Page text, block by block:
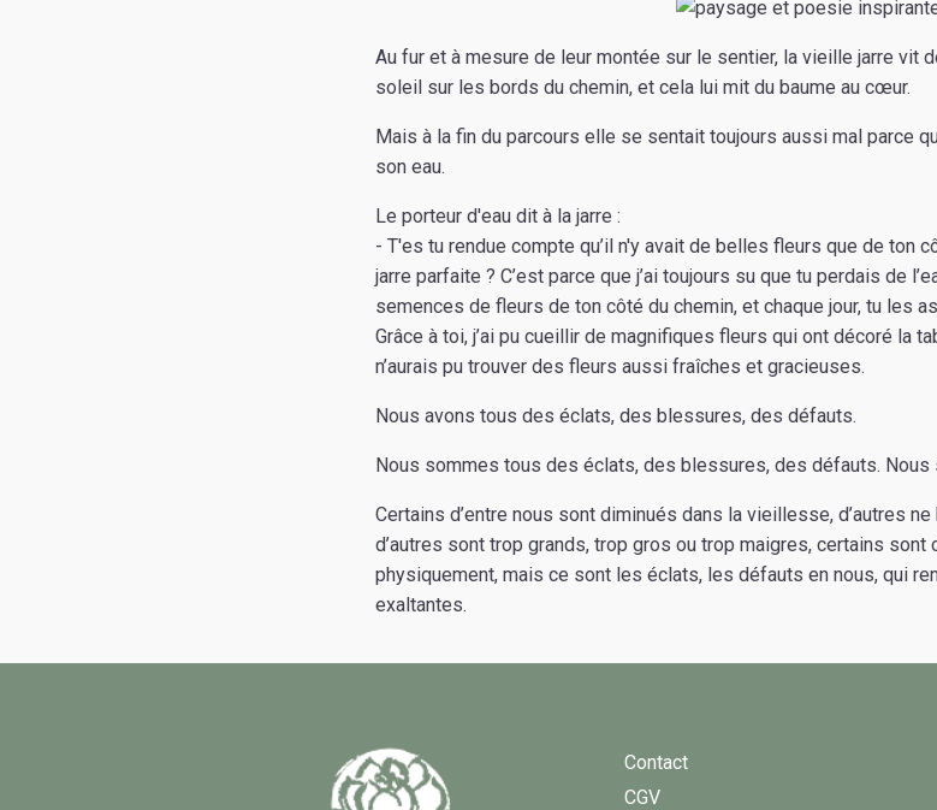
Au fur et à mesure de leur montée sur le sentier, la vieille jarre vit
soleil sur les bords du chemin, et cela lui mit du baume au cœur.
Mais à la fin du parcours elle se sentait toujours aussi mal parce
son eau.
Le porteur d'eau dit à la jarre :
- T'es tu rendue compte qu’il n'y avait de belles fleurs que de ton
jarre parfaite ? C’est parce que j’ai toujours su que tu perdais de
semences de fleurs de ton côté du chemin, et chaque jour, tu les
Grâce à toi, j’ai pu cueillir de magnifiques fleurs qui ont décoré la
n’aurais pu trouver des fleurs aussi fraîches et gracieuses.
Nous avons tous des éclats, des blessures, des défauts.
Nous sommes tous des éclats, des blessures, des défauts.
Certains d’entre nous sont diminués dans la vieillesse, d’autres
d’autres sont trop grands, trop gros ou trop maigres, certains sont
physiquement, mais ce sont les éclats, les défauts en nous, qui
exaltantes.
Contact
CGV